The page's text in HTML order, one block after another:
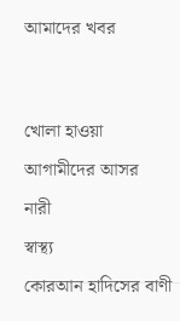
আমাদের খবর
খোলা হাওয়া
আগামীদের আসর
নারী
স্বাস্থ্য
কোরআন হাদিসের বাণী